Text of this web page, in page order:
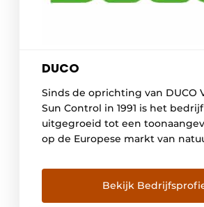
DUCO
Sinds de oprichting van DUCO
Sun Control in 1991 is het
uitgegroeid tot een
op de Europese markt van
dan ook élke bewoner voorzien
gezond, comfortabel en
binnenklimaat. Een continue
Bekijk